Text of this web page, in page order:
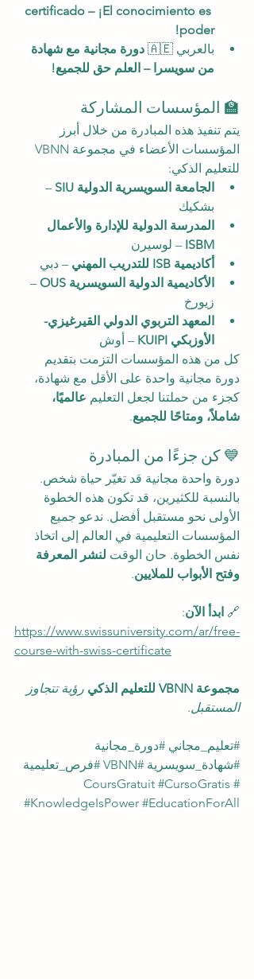
certificado – ¡El conocimiento es
poder!
بالعربي 🇦🇪
دورة مجانية مع شهادة
من سويسرا – العلم حق للجميع!
🏫 المؤسسات المشاركة
يتم تنفيذ هذه المبادرة من خلال أبرز
للتعليم الذكي:
الجامعة السويسرية الدولية SIU
–
بشكيك
المدرسة الدولية للإدارة والأعمال
ISBM – لوسيرن
أكاديمية ISB للتدريب المهني
– دبي
الأكاديمية الدولية السويسرية OUS
–
زيورخ
المعهد التربوي الدولي القيرغيزي-
الأوزبكي KUIPI
– أوش
كل من هذه المؤسسات التزمت بتقديم
دورة مجانية واحدة على الأقل مع شهادة،
كجزء من حملتنا لجعل التعليم عالميًا،
شاملاً، ومتاحًا للجميع.
💙 كن جزءًا من المبادرة
دورة واحدة مجانية قد تغيّر حياة شخص.
بالنسبة للكثيرين، قد تكون هذه الخطوة
الأولى نحو مستقبل أفضل. ندعو جميع
المؤسسات التعليمية في العالم إلى اتخاذ
نفس الخطوة. حان الوقت لنشر المعرفة
وفتح الأبواب للملايين.
🔗 ابدأ الآن:
https://www.swissuniversity.com/ar/free-
course-with-swiss-certificate
مجموعة VBNN للتعليم الذكي
رؤية تتجاوز
المستقبل.
#تعليم_مجاني #دورة_مجانية
#شهادة_سويسرية #VBNN
#فرص_تعليمية
#CoursGratuit
#CursoGratis
#KnowledgeIsPower #EducationForAll